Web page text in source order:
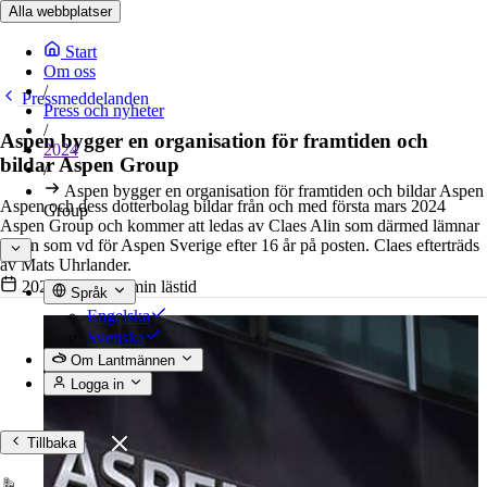
Alla webbplatser
Start
Om oss
/
Press och nyheter
/
2024
/
Aspen bygger en organisation för framtiden och bildar Aspen
Group
Språk
Engelska
Svenska
Om Lantmännen
Logga in
Tillbaka
Pressmeddelanden
Aspen bygger en organisation för framtiden och
bildar Aspen Group
Aspen och dess dotterbolag bildar från och med första mars 2024
Aspen Group och kommer att ledas av Claes Alin som därmed lämnar
rollen som vd för Aspen Sverige efter 16 år på posten. Claes efterträds
av Mats Uhrlander.
2024-03-04• 2 min lästid